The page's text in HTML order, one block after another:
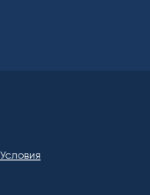
Условия